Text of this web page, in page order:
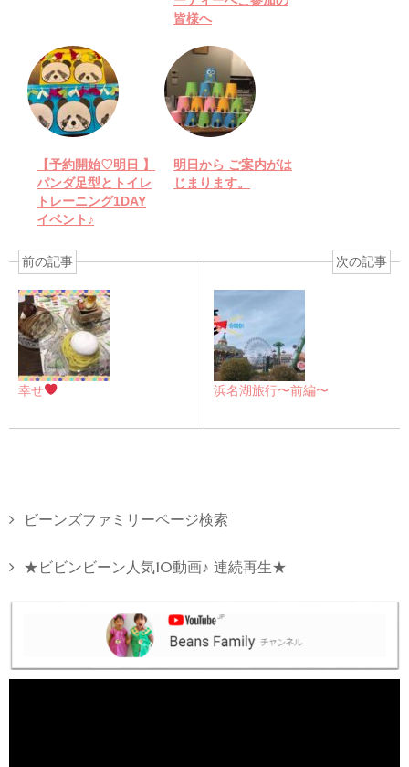
皆様へ
【予約開始♡明日 】
パンダ足型とトイレ
トレーニング1DAY
イベント♪
明日から ご案内がは
じまります。
前の記事
幸せ
次の記事
浜名湖旅行〜前編〜
ビーンズファミリーページ検索
★ビビンビーン人気10動画♪ 連続再生★